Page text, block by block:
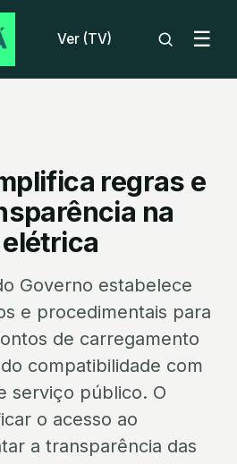
Ver (TV) ☰
regras e
na
Governo estabelece
e procedimentais para
de carregamento
compatibilidade com
serviço público. O
o acesso ao
a transparência das